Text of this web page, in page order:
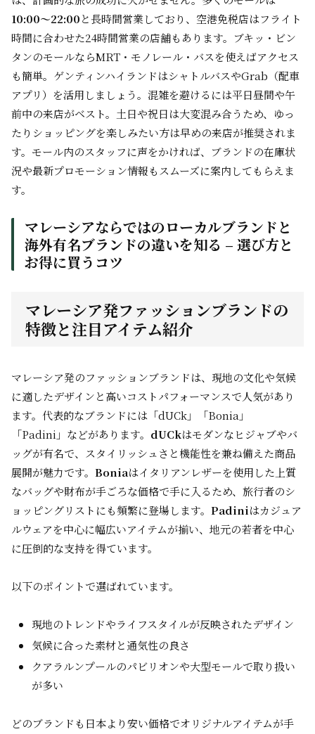
10:00～22:00と長時間営業しており、空港免税店はフライト
時間に合わせた24時間営業の店舗もあります。ブキッ・ビン
タンのモールならMRT・モノレール・バスを使えばアクセス
も簡単。ゲンティンハイランドはシャトルバスやGrab（配車
アプリ）を活用しましょう。混雑を避けるには平日昼間や午
前中の来店がベスト。土日や祝日は大変混み合うため、ゆっ
たりショッピングを楽しみたい方は早めの来店が推奨されま
す。モール内のスタッフに声をかければ、ブランドの在庫状
況や最新プロモーション情報もスムーズに案内してもらえま
す。
マレーシアならではのローカルブランドと
海外有名ブランドの違いを知る – 選び方と
お得に買うコツ
マレーシア発ファッションブランドの
特徴と注目アイテム紹介
マレーシア発のファッションブランドは、現地の文化や気候
に適したデザインと高いコストパフォーマンスで人気があり
ます。代表的なブランドには「dUCk」「Bonia」
「Padini」などがあります。 dUCkはモダンなヒジャブやバ
ッグが有名で、スタイリッシュさと機能性を兼ね備えた商品
展開が魅力です。 Boniaはイタリアンレザーを使用した上質
なバッグや財布が手ごろな価格で手に入るため、旅行者のシ
ョッピングリストにも頻繁に登場します。 Padiniはカジュア
ルウェアを中心に幅広いアイテムが揃い、地元の若者を中心
に圧倒的な支持を得ています。
以下のポイントで選ばれています。
現地のトレンドやライフスタイルが反映されたデザイン
気候に合った素材と通気性の良さ
クアラルンプールのパビリオンや大型モールで取り扱い
が多い
どのブランドも日本より安い価格でオリジナルアイテムが手